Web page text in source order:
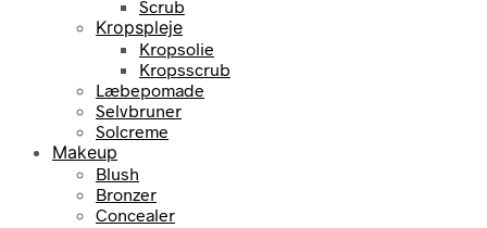
Scrub
Kropspleje
Kropsolie
Kropsscrub
Læbepomade
Selvbruner
Solcreme
Makeup
Blush
Bronzer
Concealer